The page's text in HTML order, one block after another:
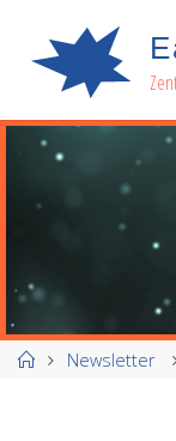
E
StartNewsletter